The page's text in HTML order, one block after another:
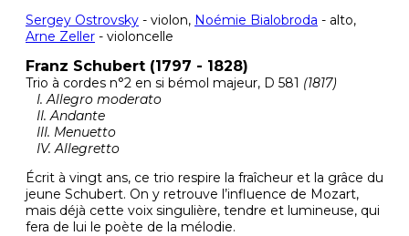
Sergey Ostrovsky - violon, Noémie Bialobroda - alto,
Arne Zeller - violoncelle
Franz Schubert (1797 - 1828)
Trio à cordes n°2 en si bémol majeur, D 581 (1817)
I. Allegro moderato
II. Andante
III. Menuetto
IV. Allegretto
Écrit à vingt ans, ce trio respire la fraîcheur et la grâce du
jeune Schubert. On y retrouve l’influence de Mozart,
mais déjà cette voix singulière, tendre et lumineuse, qui
fera de lui le poète de la mélodie.